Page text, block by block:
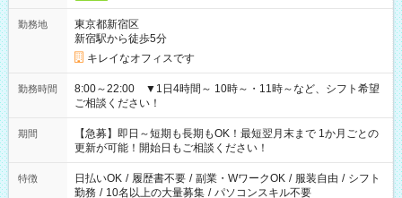
勤務地
東京都新宿区
新宿駅から徒歩5分
キレイなオフィスです
勤務時間
8:00～22:00 ▼1日4時間～ 10時～・11時～など、シフト希望
ご相談ください！
期間
【急募】即日～短期も長期もOK！最短翌月末まで 1か月ごとの
更新が可能！開始日もご相談ください！
特徴 日払いOK / 履歴書不要 / 副業・WワークOK / 服装自由 / シフト
勤務 / 10名以上の大量募集 / パソコンスキル不要